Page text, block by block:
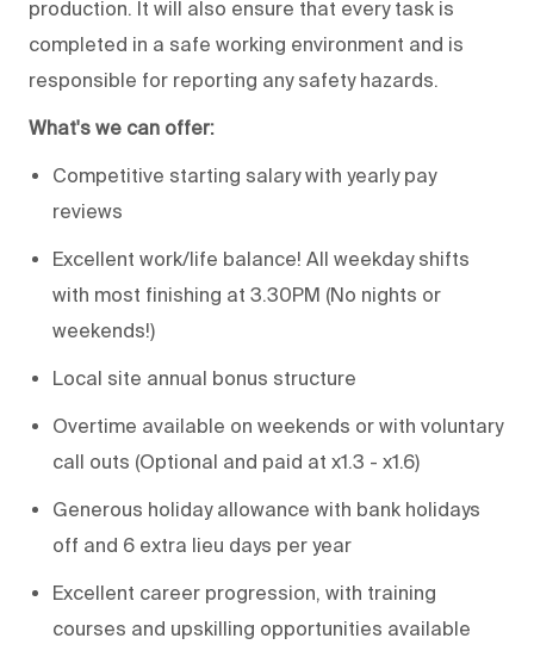
production. It will also ensure that every task is
completed in a safe working environment and is
responsible for reporting any safety hazards.
What's we can offer:
Competitive starting salary with yearly pay
reviews
Excellent work/life balance! All weekday shifts
with most finishing at 3.30PM (No nights or
weekends!)
Local site annual bonus structure
Overtime available on weekends or with voluntary
call outs (Optional and paid at x1.3 - x1.6)
Generous holiday allowance with bank holidays
off and 6 extra lieu days per year
Excellent career progression, with training
courses and upskilling opportunities available